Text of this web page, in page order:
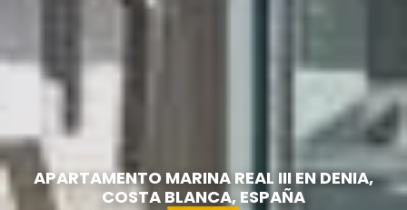
APARTAMENTO MARINA REAL III EN DENIA,
COSTA BLANCA, ESPAÑA